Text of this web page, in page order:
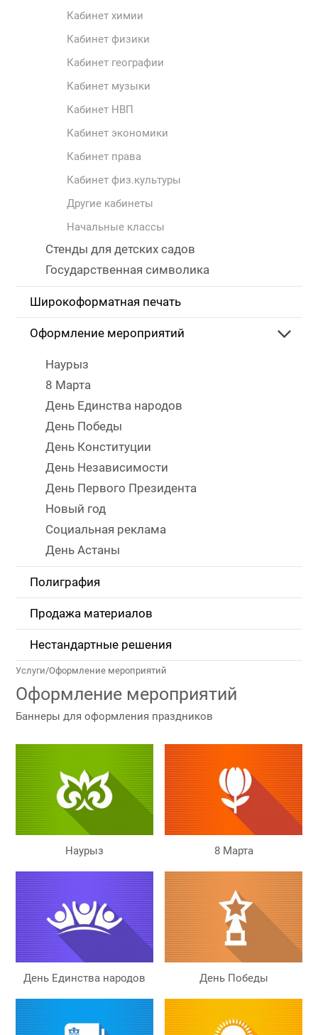
Кабинет химии
Кабинет физики
Кабинет географии
Кабинет музыки
Кабинет НВП
Кабинет экономики
Кабинет права
Кабинет физ.культуры
Другие кабинеты
Начальные классы
Стенды для детских садов
Государственная символика
Широкоформатная печать
Оформление мероприятий
Наурыз
8 Марта
День Единства народов
День Победы
День Конституции
День Независимости
День Первого Президента
Новый год
Социальная реклама
День Астаны
Полиграфия
Продажа материалов
Нестандартные решения
Услуги/Оформление мероприятий
Оформление мероприятий
Баннеры для оформления праздников
Наурыз 8 Марта
День Единства народов День Победы